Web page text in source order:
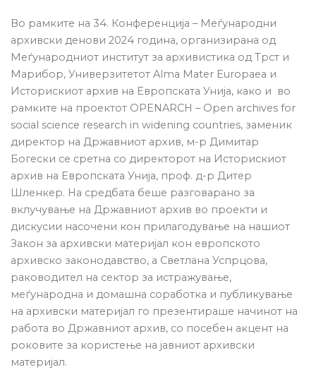
Во рамките на 34. Конференција – Меѓународни
архивски денови 2024 година, организирана од
Меѓународниот институт за архивистика од Трст и
Марибор, Универзитетот Alma Mater Europaea и
Историскиот архив на Европската Унија, како и во
рамките на проектот OPENARCH – Open archives for
social science research in widening countries, заменик
директор на Државниот архив, м-р Димитар
Богески се сретна со директорот на Историскиот
архив на Европската Унија, проф. д-р Дитер
Шленкер. На средбата беше разговарано за
вклучување на Државниот архив во проекти и
дискусии насочени кон прилагодување на нашиот
Закон за архивски материјал кон европското
архивско законодавство, а Светлана Успрцова,
раководител на сектор за истражување,
меѓународна и домашна соработка и публикување
на архивски материјал го презентираше начинот на
работа во Државниот архив, со посебен акцент на
роковите за користење на јавниот архивски
материјал.